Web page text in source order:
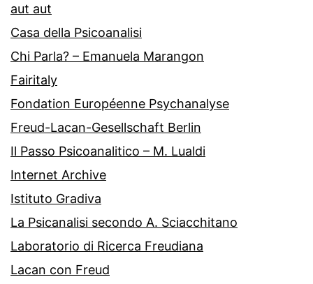
aut aut
Casa della Psicoanalisi
Chi Parla? – Emanuela Marangon
Fairitaly
Fondation Européenne Psychanalyse
Freud-Lacan-Gesellschaft Berlin
Il Passo Psicoanalitico – M. Lualdi
Internet Archive
Istituto Gradiva
La Psicanalisi secondo A. Sciacchitano
Laboratorio di Ricerca Freudiana
Lacan con Freud